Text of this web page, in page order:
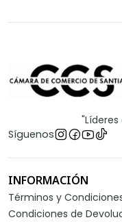
Síguenos
INFORMACIÓN
Términos y
Condiciones de